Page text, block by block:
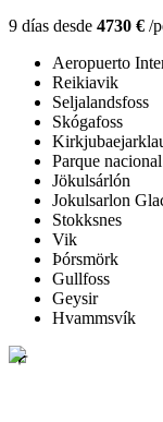
9 días desde 4730 € /
Aeropuerto
Reikiavik
Seljalandsfoss
Skógafoss
Parque
Jökulsárlón
Jokulsarlon
Stokksnes
Vik
Þórsmörk
Gullfoss
Geysir
Hvammsvík